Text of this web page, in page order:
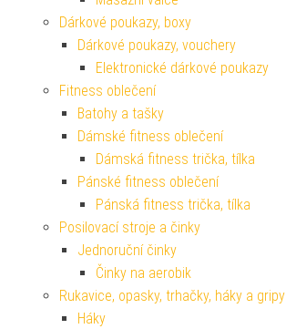
Dárkové poukazy, boxy
Dárkové poukazy, vouchery
Elektronické dárkové poukazy
Fitness oblečení
Batohy a tašky
Dámské fitness oblečení
Dámská fitness trička, tílka
Pánské fitness oblečení
Pánská fitness trička, tílka
Posilovací stroje a činky
Jednoruční činky
Činky na aerobik
Rukavice, opasky, trhačky, háky a gripy
Háky